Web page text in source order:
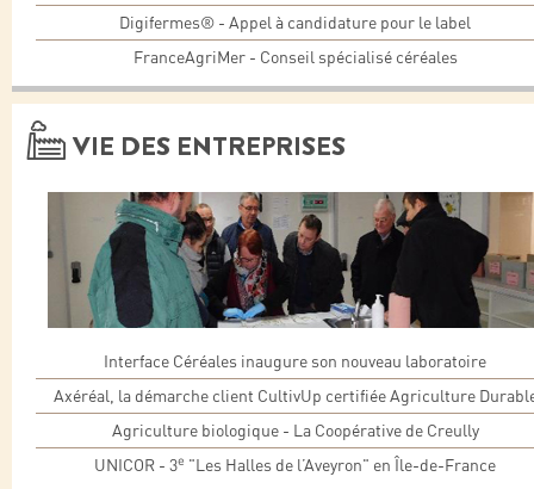
Digifermes® - Appel à candidature pour le label
FranceAgriMer - Conseil spécialisé céréales
VIE DES ENTREPRISES
Interface Céréales inaugure son nouveau laboratoire
Axéréal, la démarche client CultivUp certifiée Agriculture
Agriculture biologique - La Coopérative de Creully
UNICOR - 3e "Les Halles de l’Aveyron" en Île-de-France